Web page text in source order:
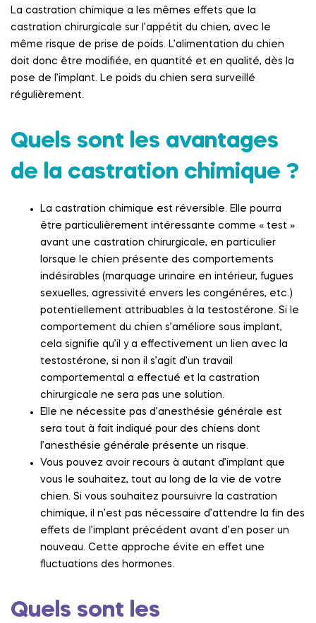
La castration chimique a les mêmes effets que la
castration chirurgicale sur l’appétit du chien, avec le
même risque de prise de poids. L’alimentation du chien
doit donc être modifiée, en quantité et en qualité, dès la
pose de l’implant. Le poids du chien sera surveillé
régulièrement.
Quels sont les avantages
de la castration chimique ?
La castration chimique est réversible. Elle pourra
être particulièrement intéressante comme « test »
avant une castration chirurgicale, en particulier
lorsque le chien présente des comportements
indésirables (marquage urinaire en intérieur, fugues
sexuelles, agressivité envers les congénéres, etc.)
potentiellement attribuables à la testostérone. Si le
comportement du chien s’améliore sous implant,
cela signifie qu’il y a effectivement un lien avec la
testostérone, si non il s’agit d’un travail
comportemental a effectué et la castration
chirurgicale ne sera pas une solution.
Elle ne nécessite pas d’anesthésie générale est
sera tout à fait indiqué pour des chiens dont
l’anesthésie générale présente un risque.
Vous pouvez avoir recours à autant d’implant que
vous le souhaitez, tout au long de la vie de votre
chien. Si vous souhaitez poursuivre la castration
chimique, il n’est pas nécessaire d’attendre la fin des
effets de l’implant précédent avant d’en poser un
nouveau. Cette approche évite en effet une
fluctuations des hormones.
Quels sont les